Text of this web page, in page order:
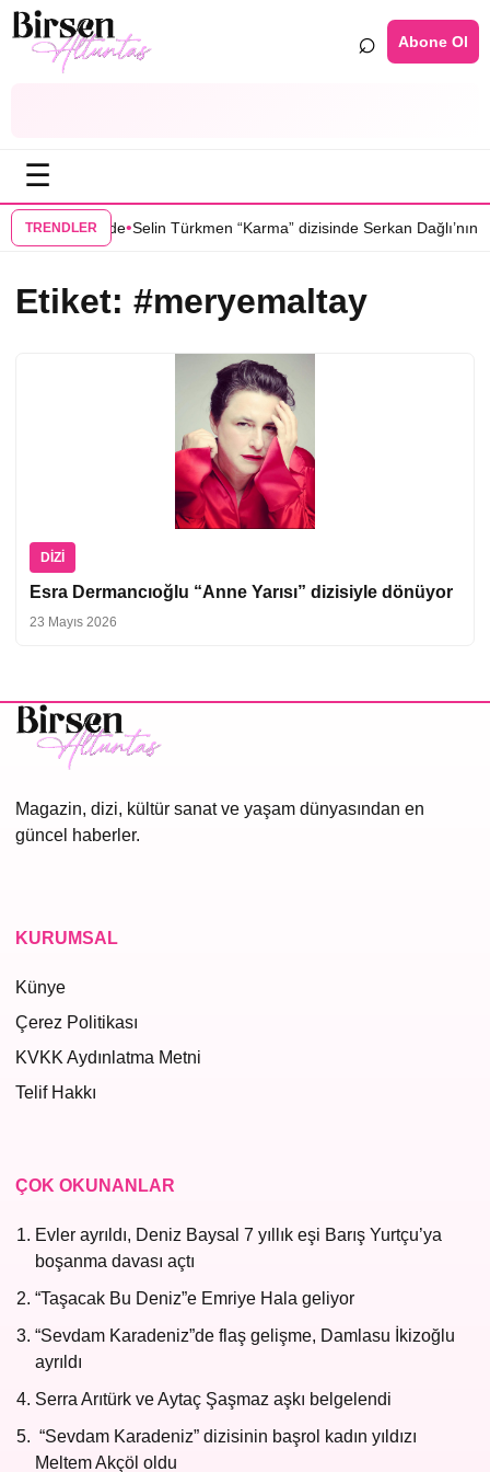
⌕ Abone Ol
☰
TRENDLER
Yer” dizisinde•Selin Türkmen “Karma” dizisinde Serkan Dağlı’nın
Etiket: #meryemaltay
DIZI
Esra Dermancıoğlu “Anne Yarısı” dizisiyle dönüyor
23 Mayıs 2026
Magazin, dizi, kültür sanat ve yaşam dünyasından en
güncel haberler.
KURUMSAL
Künye
Çerez Politikası
KVKK Aydınlatma Metni
Telif Hakkı
ÇOK OKUNANLAR
Evler ayrıldı, Deniz Baysal 7 yıllık eşi Barış Yurtçu’ya
boşanma davası açtı
“Taşacak Bu Deniz”e Emriye Hala geliyor
“Sevdam Karadeniz”de flaş gelişme, Damlasu İkizoğlu
ayrıldı
Serra Arıtürk ve Aytaç Şaşmaz aşkı belgelendi
“Sevdam Karadeniz” dizisinin başrol kadın yıldızı
Meltem Akçöl oldu